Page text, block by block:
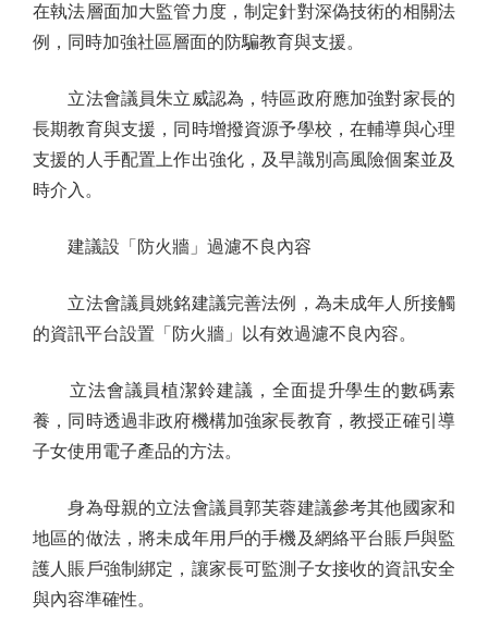
在執法層面加大監管力度，制定針對深偽技術的相關法
例，同時加強社區層面的防騙教育與支援。
立法會議員朱立威認為，特區政府應加強對家長的
長期教育與支援，同時增撥資源予學校，在輔導與心理
支援的人手配置上作出強化，及早識別高風險個案並及
時介入。
建議設「防火牆」過濾不良內容
立法會議員姚銘建議完善法例，為未成年人所接觸
的資訊平台設置「防火牆」以有效過濾不良內容。
立法會議員植潔鈴建議，全面提升學生的數碼素
養，同時透過非政府機構加強家長教育，教授正確引導
子女使用電子產品的方法。
身為母親的立法會議員郭芙蓉建議參考其他國家和
地區的做法，將未成年用戶的手機及網絡平台賬戶與監
護人賬戶強制綁定，讓家長可監測子女接收的資訊安全
與內容準確性。